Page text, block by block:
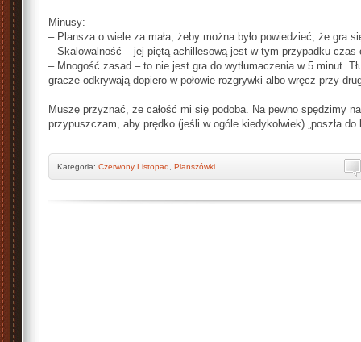
Minusy:
– Plansza o wiele za mała, żeby można było powiedzieć, że gra
– Skalowalność – jej piętą achillesową jest w tym przypadku czas
– Mnogość zasad – to nie jest gra do wytłumaczenia w 5 minut.
gracze odkrywają dopiero w połowie rozgrywki albo wręcz przy
Muszę przyznać, że całość mi się podoba. Na pewno spędzimy
przypuszczam, aby prędko (jeśli w ogóle kiedykolwiek) „poszła
Kategoria: Czerwony Listopad Planszówki